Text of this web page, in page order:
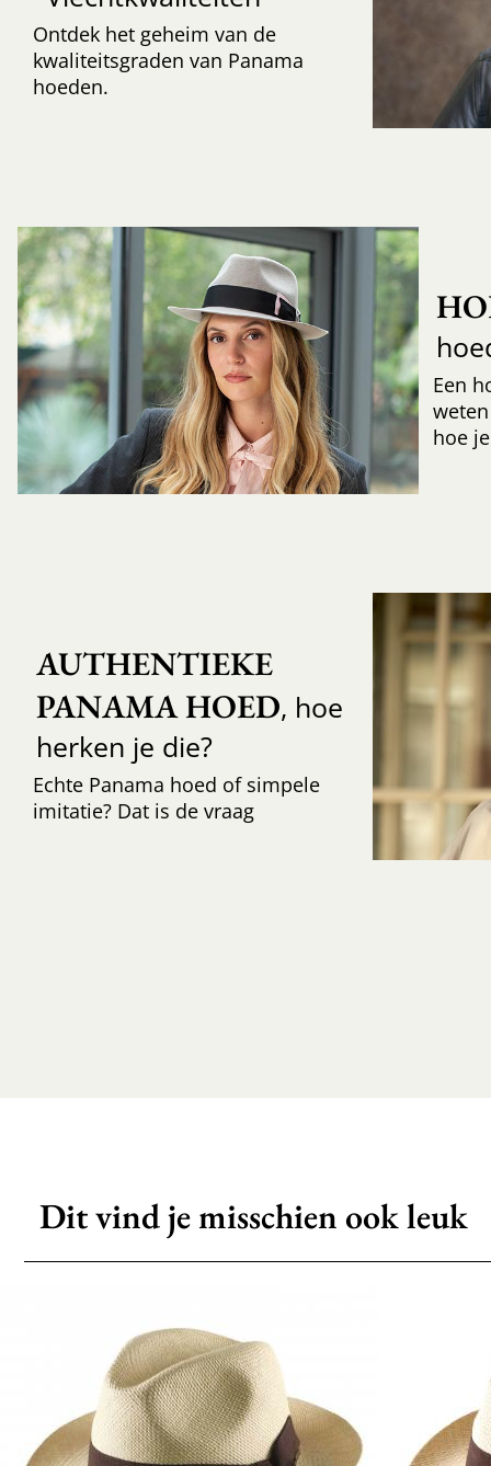
Ontdek het geheim van de
kwaliteitsgraden van Panama
hoeden.
Een
hoe
AUTHENTIEKE
PANAMA HOED, hoe
herken je die?
Echte Panama hoed of simpele
imitatie? Dat is de vraag
Dit vind je misschien ook leuk